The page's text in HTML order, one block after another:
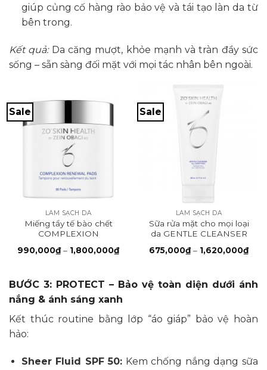
giúp củng cố hàng rào bảo vệ và tái tạo làn da từ
bên trong.
Kết quả:Da căng mượt, khỏe mạnh và tràn đầy sức
sống – sẵn sàng đối mặt với mọi tác nhân bên ngoài.
Sale
LÀM SẠCH DA
Miếng tẩy tế bào chết
COMPLEXION
990,000₫ – 1,800,000₫Khoảng
giá:
đến
1,800,000₫
Sale
LÀM SẠCH DA
Sữa rửa mặt cho mọi loại
da GENTLE CLEANSER
675,000₫ – 1,620,000₫
giá:
đến
BƯỚC 3: PROTECT – Bảo vệ toàn diện dưới ánh
nắng & ánh sáng xanh
Kết thúc routine bằng lớp “áo giáp” bảo vệ hoàn
hảo:
Sheer Fluid SPF 50: Kem chống nắng dạng sữa